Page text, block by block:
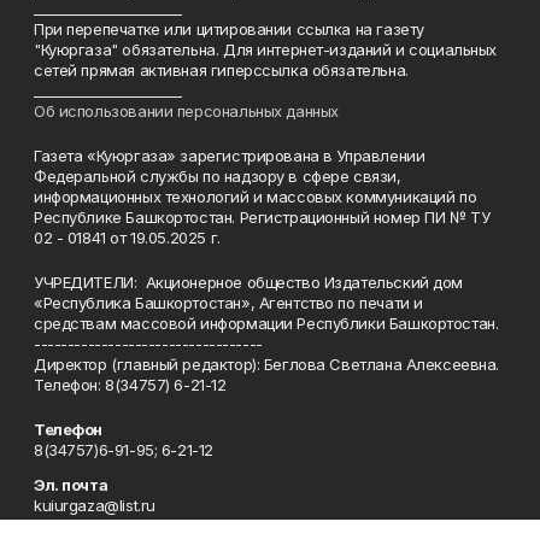
При перепечатке или цитировании ссылка на газету
"Куюргаза" обязательна. Для интернет-изданий и социальных
сетей прямая активная гиперссылка обязательна.
Об использовании персональных данных
Газета «Куюргаза» зарегистрирована в Управлении
Федеральной службы по надзору в сфере связи,
информационных технологий и массовых коммуникаций по
Республике Башкортостан. Регистрационный номер ПИ № ТУ
02 - 01841 от 19.05.2025 г.
УЧРЕДИТЕЛИ: Акционерное общество Издательский дом
«Республика Башкортостан», Агентство по печати и
средствам массовой информации Республики Башкортостан.
----------------------------------
Директор (главный редактор): Беглова Светлана Алексеевна.
Телефон: 8(34757) 6-21-12
Телефон
8(34757)6-91-95; 6-21-12
Эл. почта
kuiurgaza@list.ru